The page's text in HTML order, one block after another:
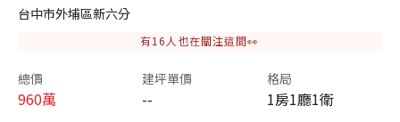
台中市外埔區新六分
有16 人也在關注這間👀
總價
960萬
建坪單價
--
格局
1房1廳1衛